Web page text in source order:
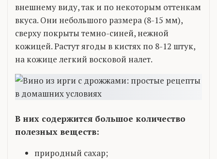
внешнему виду, так и по некоторым оттенкам
вкуса. Они небольшого размера (8-15 мм),
сверху покрыты темно-синей, нежной
кожицей. Растут ягоды в кистях по 8-12 штук,
на кожице легкий восковой налет.
В них содержится большое количество
полезных веществ:
природный сахар;